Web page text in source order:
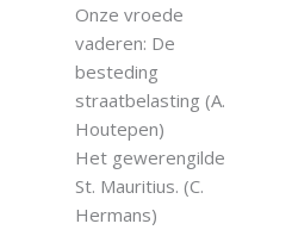
Onze vroede
vaderen: De
besteding
straatbelasting (A.
Houtepen)
Het gewerengilde
St. Mauritius. (C.
Hermans)